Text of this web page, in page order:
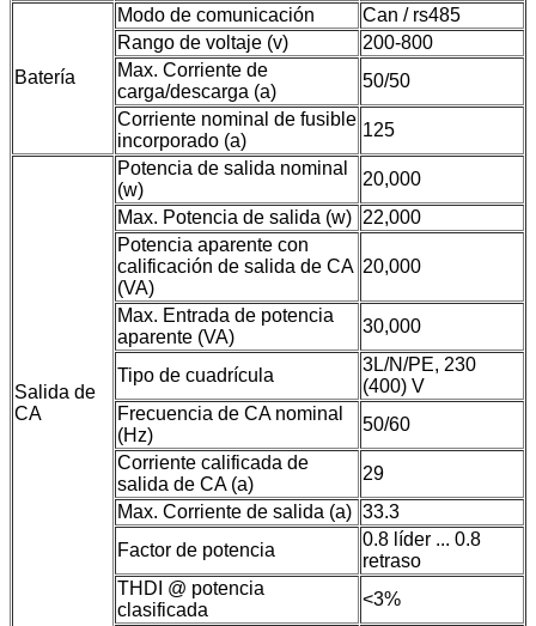
Batería
Modo de comunicación
Can / rs485
Rango de voltaje (v)
200-800
Max. Corriente de
carga/descarga (a)
50/50
Corriente nominal de fusible
incorporado (a)
125
Salida de
CA
Potencia de salida nominal
(w)
20,000
Max. Potencia de salida (w) 22,000
Potencia aparente con
calificación de salida de CA
(VA)
20,000
Max. Entrada de potencia
aparente (VA)
30,000
Tipo de cuadrícula
3L/N/PE, 230
(400) V
Frecuencia de CA nominal
(Hz)
50/60
Corriente calificada de
salida de CA (a)
29
Max. Corriente de salida (a) 33.3
Factor de potencia
0.8 líder ... 0.8
retraso
THDI @ potencia
clasificada
<3%